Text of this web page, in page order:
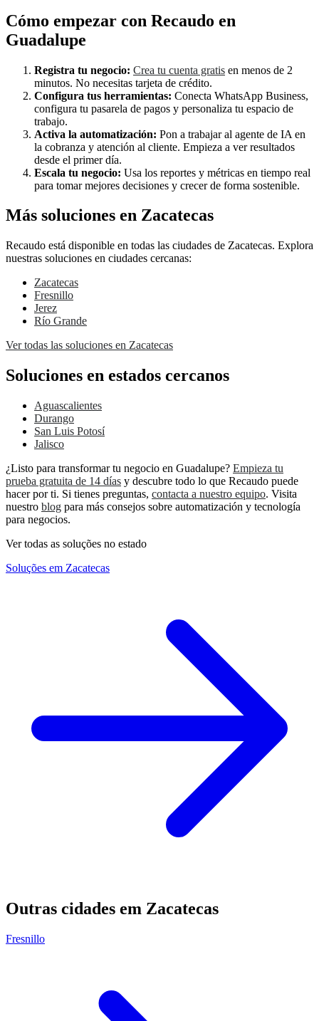
Cómo empezar con Recaudo en
Guadalupe
Registra tu negocio: Crea tu cuenta gratis en menos de 2
minutos. No necesitas tarjeta de crédito.
Configura tus herramientas: Conecta WhatsApp Business,
configura tu pasarela de pagos y personaliza tu espacio de
trabajo.
Activa la automatización: Pon a trabajar al agente de IA en
la cobranza y atención al cliente. Empieza a ver resultados
desde el primer día.
Escala tu negocio: Usa los reportes y métricas en tiempo real
para tomar mejores decisiones y crecer de forma sostenible.
Más soluciones en Zacatecas
Recaudo está disponible en todas las ciudades de Zacatecas. Explora
nuestras soluciones en ciudades cercanas:
Zacatecas
Fresnillo
Jerez
Río Grande
Ver todas las soluciones en Zacatecas
Soluciones en estados cercanos
Aguascalientes
Durango
San Luis Potosí
Jalisco
¿Listo para transformar tu negocio en Guadalupe? Empieza tu
prueba gratuita de 14 días y descubre todo lo que Recaudo puede
hacer por ti. Si tienes preguntas, contacta a nuestro equipo. Visita
nuestro blog para más consejos sobre automatización y tecnología
para negocios.
Ver todas as soluções no estado
Soluções em Zacatecas
Outras cidades em Zacatecas
Fresnillo